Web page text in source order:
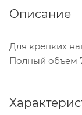
Описание
Для крепких
Полный объем